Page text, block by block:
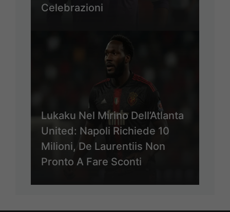
Celebrazioni
Lukaku Nel Mirino Dell’Atlanta
United: Napoli Richiede 10
Milioni, De Laurentiis Non
Pronto A Fare Sconti